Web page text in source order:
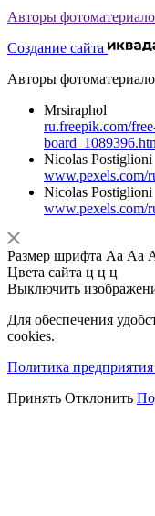
Авторы
Создание сайта
Авторы
Mrsiraphol
ru.freepik.com/
Nicolas Postiglioni
www.pexels.com/
Nicolas Postiglioni
www.pexels.com/
Размер шрифта Аа Аа
Цвета сайта ц ц ц
Выключить
Для обеспечения
cookies.
Политика
Принять Отклонить